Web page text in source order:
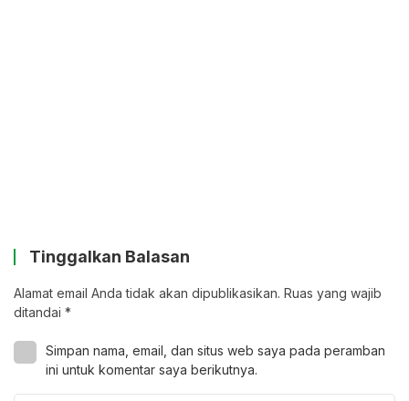
Tinggalkan Balasan
Alamat email Anda tidak akan dipublikasikan. Ruas yang wajib
ditandai *
Simpan nama, email, dan situs web saya pada peramban
ini untuk komentar saya berikutnya.